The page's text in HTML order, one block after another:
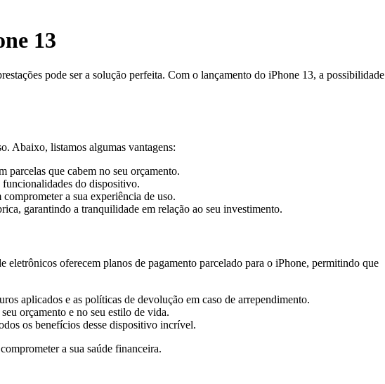
13
pode ser a solução perfeita. Com o lançamento do iPhone 13, a possibilidade
Abaixo, listamos algumas vantagens:
que cabem no seu orçamento.
funcionalidades do dispositivo.
a sua experiência de uso.
garantindo a tranquilidade em relação ao seu investimento.
oferecem planos de pagamento parcelado para o iPhone, permitindo que
aplicados e as políticas de devolução em caso de arrependimento.
orçamento e no seu estilo de vida.
os benefícios desse dispositivo incrível.
a sua saúde financeira.